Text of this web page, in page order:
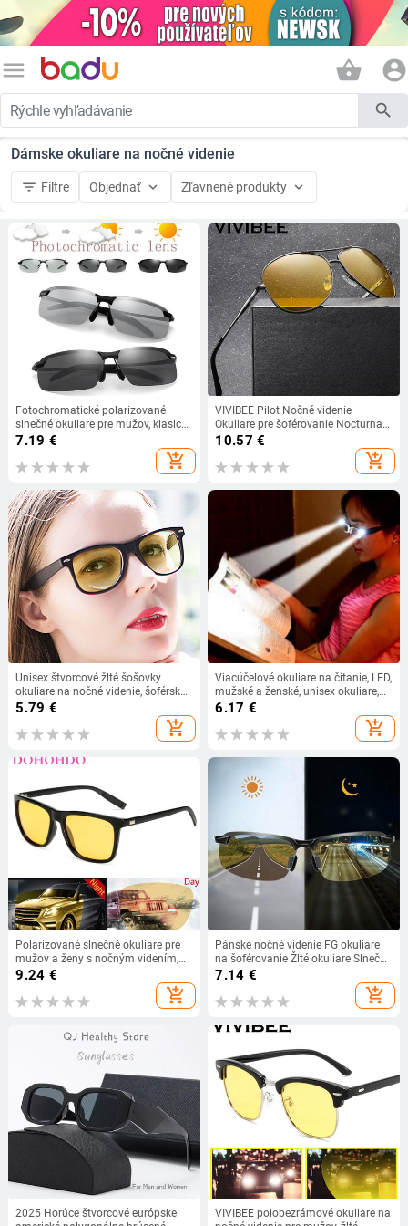
menu shopping_basket account_circle
search
Dámske okuliare na nočné videnie
filter_list Filtre Objednať keyboard_arrow_down Zľavnené produkty keyboard_arrow_down
Fotochromatické polarizované
slnečné okuliare pre mužov, klasické
vodičské slnečné okuliare, vintage
okuliare na rybárčenie, zafarbenie
šošoviek UV400
7.19 €
add_shopping_cart
VIVIBEE Pilot Nočné videnie
Okuliare pre šoférovanie Nocturna
Žlté polarizované UV400 šošovky
Letecké okuliare Pánske slnečné
okuliare s nočným videním
10.57 €
add_shopping_cart
Unisex štvorcové žlté šošovky
okuliare na nočné videnie, šoférske
okuliare pre mužov a ženy,
vetruodolné šoférske okuliare
5.79 €
add_shopping_cart
Viacúčelové okuliare na čítanie, LED,
mužské a ženské, unisex okuliare,
dioptrické, lupy, podsvietené, nočné,
6.17 €
add_shopping_cart
Polarizované slnečné okuliare pre
mužov a ženy s nočným videním,
žlté šošovky, vintage štvorcové
slnečné okuliare pre mužov a ženy,
vysoko kvalitné UV400
9.24 €
add_shopping_cart
Pánske nočné videnie FG okuliare
na šoférovanie Žlté okuliare Slnečné
okuliare s PC rámom Vonkajšie
okuliare na manipuláciu v noci
Antireflexné okuliare
7.14 €
add_shopping_cart
2025 Horúce štvorcové európske
VIVIBEE polobezrámové okuliare na